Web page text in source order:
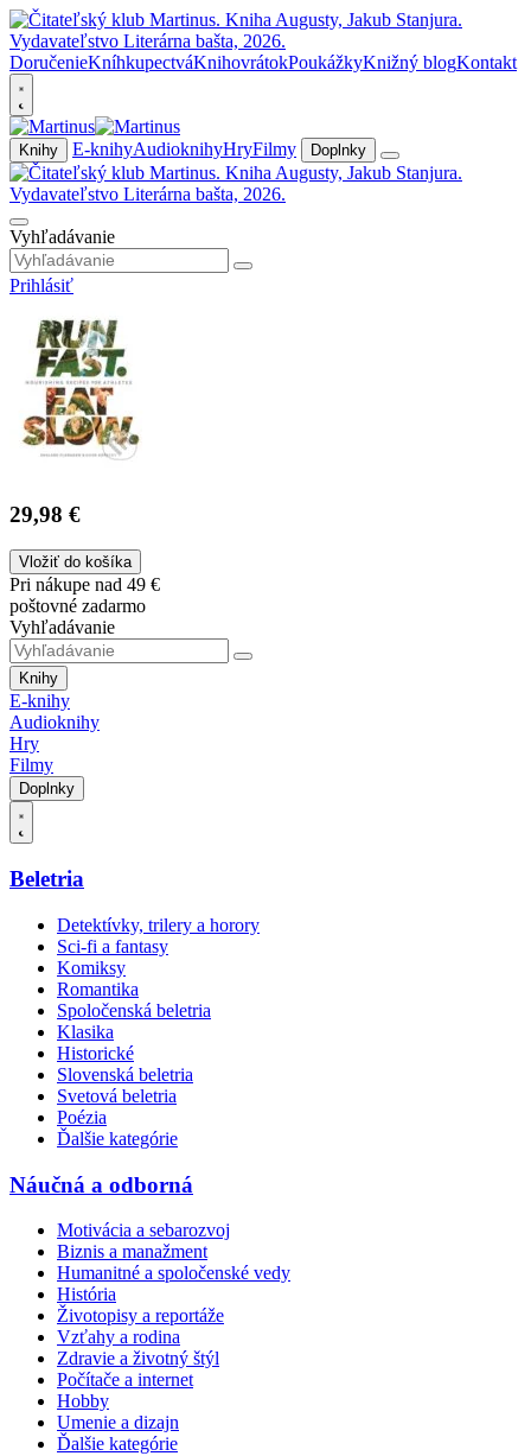
DoručenieKníhkupectváKnihovrátokPoukážkyKnižný blogKontakt
Knihy E-knihyAudioknihyHryFilmy Doplnky
Vyhľadávanie
Prihlásiť
29,98 €
Vložiť do košíka
Pri nákupe nad 49 €
poštovné zadarmo
Vyhľadávanie
Knihy
E-knihy
Audioknihy
Hry
Filmy
Doplnky
Beletria
Detektívky, trilery a horory
Sci-fi a fantasy
Komiksy
Romantika
Spoločenská beletria
Klasika
Historické
Slovenská beletria
Svetová beletria
Poézia
Ďalšie kategórie
Náučná a odborná
Motivácia a sebarozvoj
Biznis a manažment
Humanitné a spoločenské vedy
História
Životopisy a reportáže
Vzťahy a rodina
Zdravie a životný štýl
Počítače a internet
Hobby
Umenie a dizajn
Ďalšie kategórie